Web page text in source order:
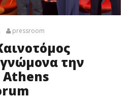
pressroom
την
Athens